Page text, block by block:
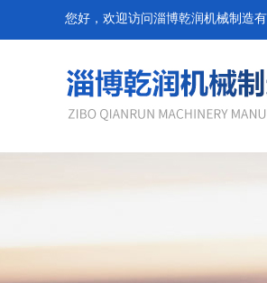
您好，欢迎访问淄博乾润机械制造